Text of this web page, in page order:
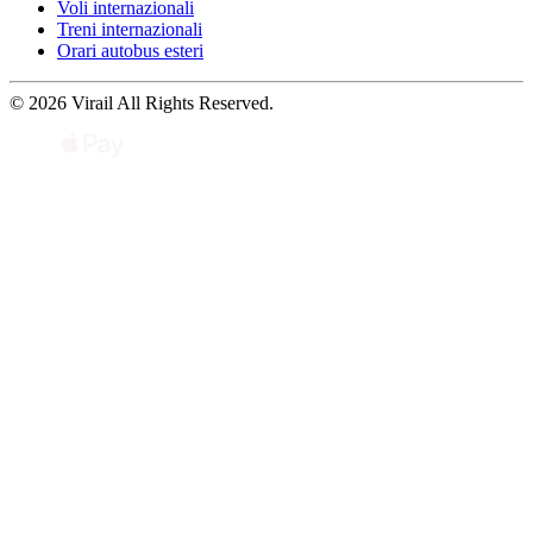
Voli internazionali
Treni internazionali
Orari autobus esteri
© 2026 Virail All Rights Reserved.